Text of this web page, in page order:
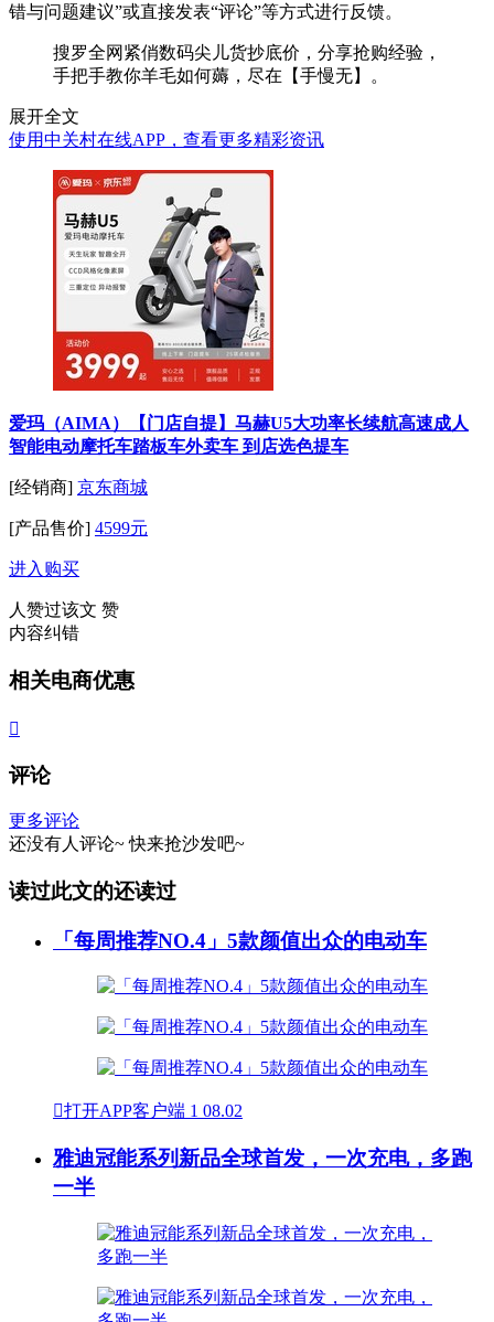
错与问题建议”或直接发表“评论”等方式进行反馈。
搜罗全网紧俏数码尖儿货抄底价，分享抢购经验，
手把手教你羊毛如何薅，尽在【手慢无】。
展开全文
使用中关村在线APP，查看更多精彩资讯
爱玛（AIMA）【门店自提】马赫U5大功率长续航高速成人
智能电动摩托车踏板车外卖车 到店选色提车
[经销商] 京东商城
[产品售价] 4599元
进入购买
人赞过该文 赞
内容纠错
相关电商优惠

评论
更多评论
还没有人评论~ 快来抢沙发吧~
读过此文的还读过
「每周推荐NO.4」5款颜值出众的电动车
打开APP客户端 1 08.02
雅迪冠能系列新品全球首发，一次充电，多跑
一半